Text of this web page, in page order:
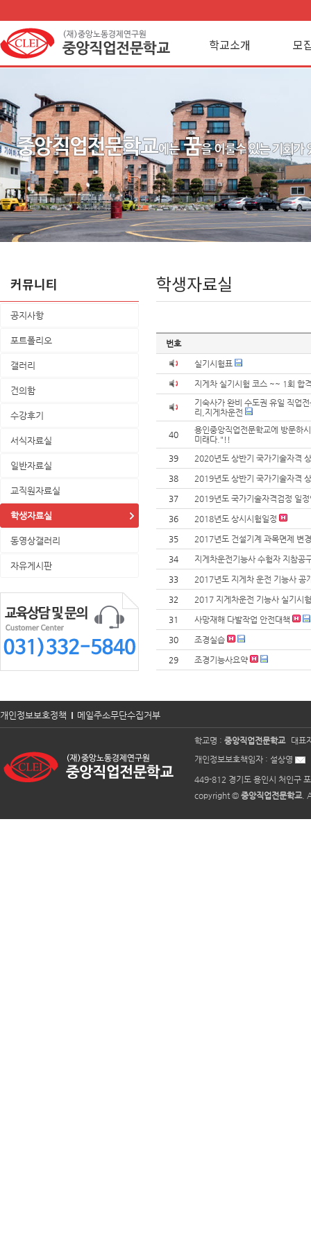
학교소개 모
커뮤니티
공지사항
포트폴리오
갤러리
건의함
수강후기
서식자료실
일반자료실
교직원자료실
학생자료실
동영상갤러리
자유게시판
학생자료실
번호
실기시험표
지게차 실기시험 코스 ~~ 1회 합
기숙사가 완비 수도권 유일 직업
리,지게차운전
40
용인중앙직업전문학교에 방문하
미래다."!!
39
2020년도 상반기 국가기술자격
38 2019년도 상반기 국가기술자격
37 2019년도 국가기술자격검정 일
36 2018년도 상시시험일정
35 2017년도 건설기계 과목면제 변경
34 지게차운전기능사 수험자 지참공
33 2017년도 지게차 운전 기능사 공
32 2017 지게차운전 기능사 실기시
31 사망재해 다발작업 안전대책
30 조경실습
29 조경기능사요약
개인정보보호정책 메일주소무단수집거부
학교명 : 중앙직업전문학교
대표
개인정보보호책임자 : 설상영
449-812 경기도 용인시 처인구
copyright © 중앙직업전문학교.